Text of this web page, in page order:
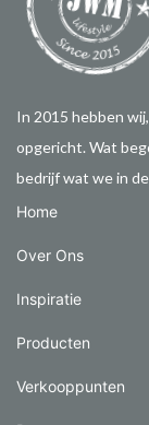
In 2015 hebben
opgericht. Wat
bedrijf wat we in
Home
Over Ons
Inspiratie
Producten
Verkooppunten